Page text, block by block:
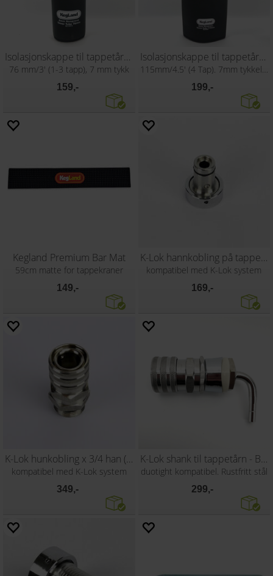
Isolasjonskappe til tappetårn 1-3 kraner
76 mm/3' (1-3 tapp), 7 mm tykk
159,-
Isolasjonskappe til tappetårn m 4 kraner
199,-
Kegland Premium Bar Mat
59cm matte for tappekraner
149,-
K-Lok hannkobling på tappekran
kompatibel med K-Lok system
169,-
K-Lok hunkobling x 3/4 han (Tap Shank)
kompatibel med K-Lok system
349,-
K-Lok shank til tappetårn - Blank
duotight kompatibel. Rustfritt stål
299,-